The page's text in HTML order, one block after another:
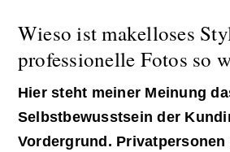
Wieso ist makelloses
professionelle Fotos so
Hier steht meiner Meinung
Selbstbewusstsein der
Vordergrund. Privatpersonen